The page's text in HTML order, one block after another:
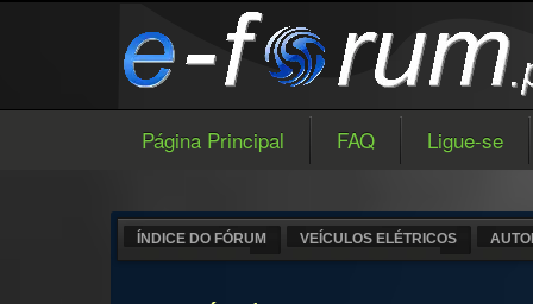
Página Principal FAQ Ligue-se
ÍNDICE DO FÓRUM VEÍCULOS ELÉTRICOS